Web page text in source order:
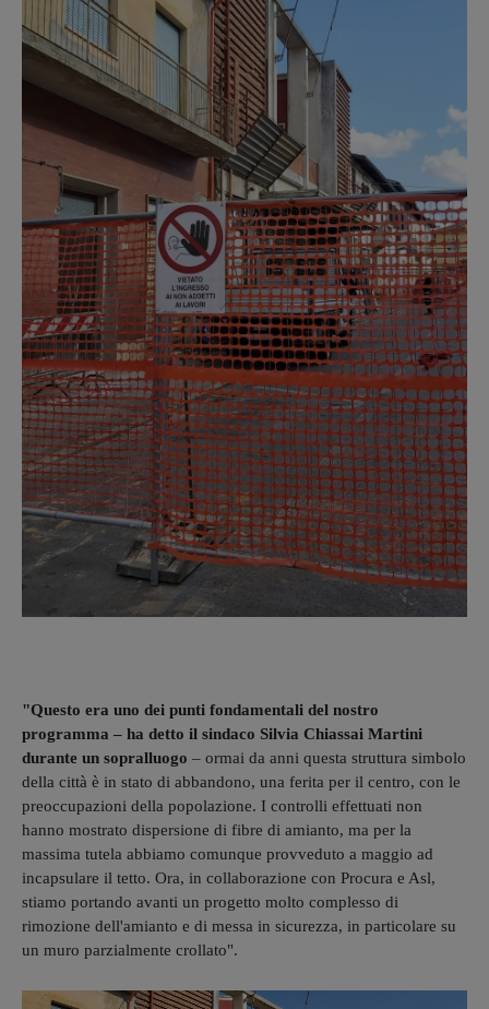
"Questo era uno dei punti fondamentali del nostro
programma – ha detto il sindaco Silvia Chiassai Martini
durante un sopralluogo – ormai da anni questa struttura simbolo
della città è in stato di abbandono, una ferita per il centro, con le
preoccupazioni della popolazione. I controlli effettuati non
hanno mostrato dispersione di fibre di amianto, ma per la
massima tutela abbiamo comunque provveduto a maggio ad
incapsulare il tetto. Ora, in collaborazione con Procura e Asl,
stiamo portando avanti un progetto molto complesso di
rimozione dell'amianto e di messa in sicurezza, in particolare su
un muro parzialmente crollato".